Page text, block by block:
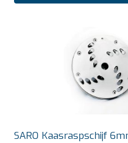
SARO Kaasraspschijf